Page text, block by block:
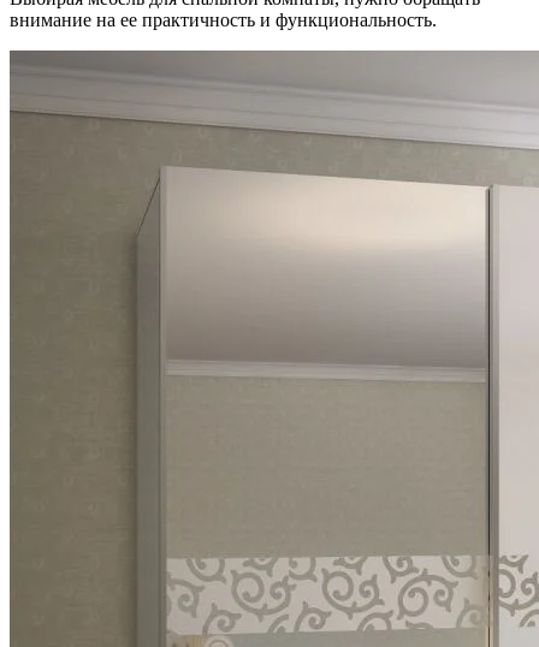
внимание на ее практичность и функциональность.